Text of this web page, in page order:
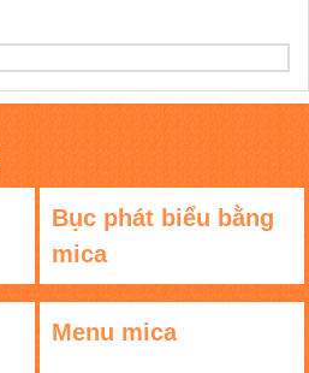
Bục phát biểu bằng
mica
Menu mica